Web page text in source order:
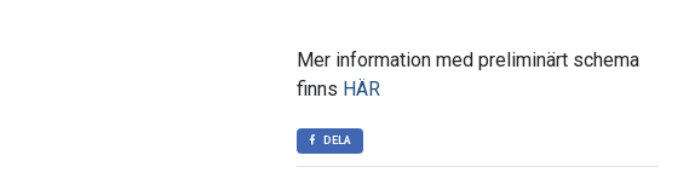
Mer information med preliminärt schema
finns HÄR
DELA